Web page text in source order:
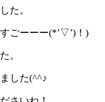
た。
ごーーー(*’▽’)！)
。
した(^^♪